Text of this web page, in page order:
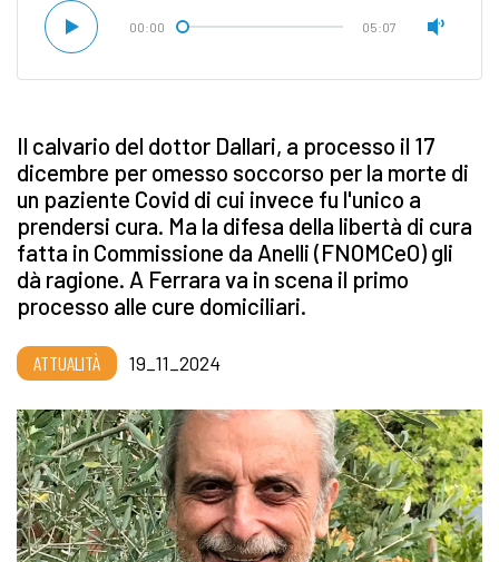
00:00 05:07
Il calvario del dottor Dallari, a processo il 17
dicembre per omesso soccorso per la morte di
un paziente Covid di cui invece fu l'unico a
prendersi cura. Ma la difesa della libertà di cura
fatta in Commissione da Anelli (FNOMCeO) gli
dà ragione. A Ferrara va in scena il primo
processo alle cure domiciliari.
ATTUALITÀ 19_11_2024